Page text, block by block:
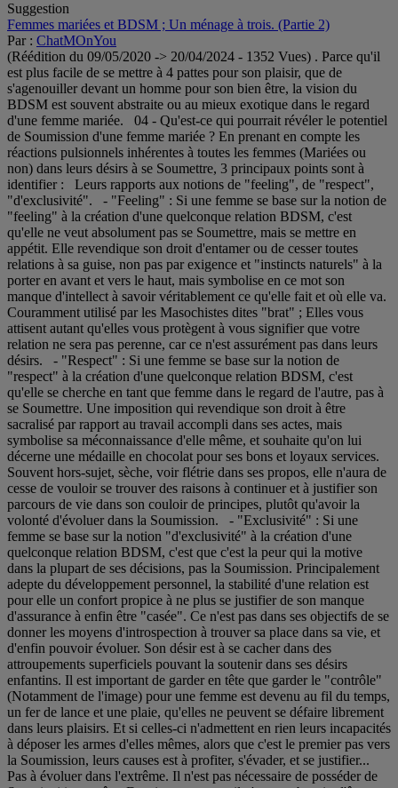
Suggestion
Femmes mariées et BDSM ; Un ménage à trois. (Partie 2)
Par : ChatMOnYou
(Réédition du 09/05/2020 -> 20/04/2024 - 1352 Vues) . Parce qu'il
est plus facile de se mettre à 4 pattes pour son plaisir, que de
s'agenouiller devant un homme pour son bien être, la vision du
BDSM est souvent abstraite ou au mieux exotique dans le regard
d'une femme mariée. 04 - Qu'est-ce qui pourrait révéler le potentiel
de Soumission d'une femme mariée ? En prenant en compte les
réactions pulsionnels inhérentes à toutes les femmes (Mariées ou
non) dans leurs désirs à se Soumettre, 3 principaux points sont à
identifier : Leurs rapports aux notions de "feeling", de "respect",
"d'exclusivité". - "Feeling" : Si une femme se base sur la notion de
"feeling" à la création d'une quelconque relation BDSM, c'est
qu'elle ne veut absolument pas se Soumettre, mais se mettre en
appétit. Elle revendique son droit d'entamer ou de cesser toutes
relations à sa guise, non pas par exigence et "instincts naturels" à la
porter en avant et vers le haut, mais symbolise en ce mot son
manque d'intellect à savoir véritablement ce qu'elle fait et où elle va.
Couramment utilisé par les Masochistes dites "brat" ; Elles vous
attisent autant qu'elles vous protègent à vous signifier que votre
relation ne sera pas perenne, car ce n'est assurément pas dans leurs
désirs. - "Respect" : Si une femme se base sur la notion de
"respect" à la création d'une quelconque relation BDSM, c'est
qu'elle se cherche en tant que femme dans le regard de l'autre, pas à
se Soumettre. Une imposition qui revendique son droit à être
sacralisé par rapport au travail accompli dans ses actes, mais
symbolise sa méconnaissance d'elle même, et souhaite qu'on lui
décerne une médaille en chocolat pour ses bons et loyaux services.
Souvent hors-sujet, sèche, voir flétrie dans ses propos, elle n'aura de
cesse de vouloir se trouver des raisons à continuer et à justifier son
parcours de vie dans son couloir de principes, plutôt qu'avoir la
volonté d'évoluer dans la Soumission. - "Exclusivité" : Si une
femme se base sur la notion "d'exclusivité" à la création d'une
quelconque relation BDSM, c'est que c'est la peur qui la motive
dans la plupart de ses décisions, pas la Soumission. Principalement
adepte du développement personnel, la stabilité d'une relation est
pour elle un confort propice à ne plus se justifier de son manque
d'assurance à enfin être "casée". Ce n'est pas dans ses objectifs de se
donner les moyens d'introspection à trouver sa place dans sa vie, et
d'enfin pouvoir évoluer. Son désir est à se cacher dans des
attroupements superficiels pouvant la soutenir dans ses désirs
enfantins. Il est important de garder en tête que garder le "contrôle"
(Notamment de l'image) pour une femme est devenu au fil du temps,
un fer de lance et une plaie, qu'elles ne peuvent se défaire librement
dans leurs plaisirs. Et si celles-ci n'admettent en rien leurs incapacités
à déposer les armes d'elles mêmes, alors que c'est le premier pas vers
la Soumission, leurs causes est à profiter, s'évader, et se justifier...
Pas à évoluer dans l'extrême. Il n'est pas nécessaire de posséder de